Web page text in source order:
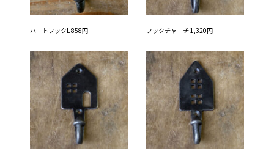
ハートフックL 858円 フックチャーチ 1,320円